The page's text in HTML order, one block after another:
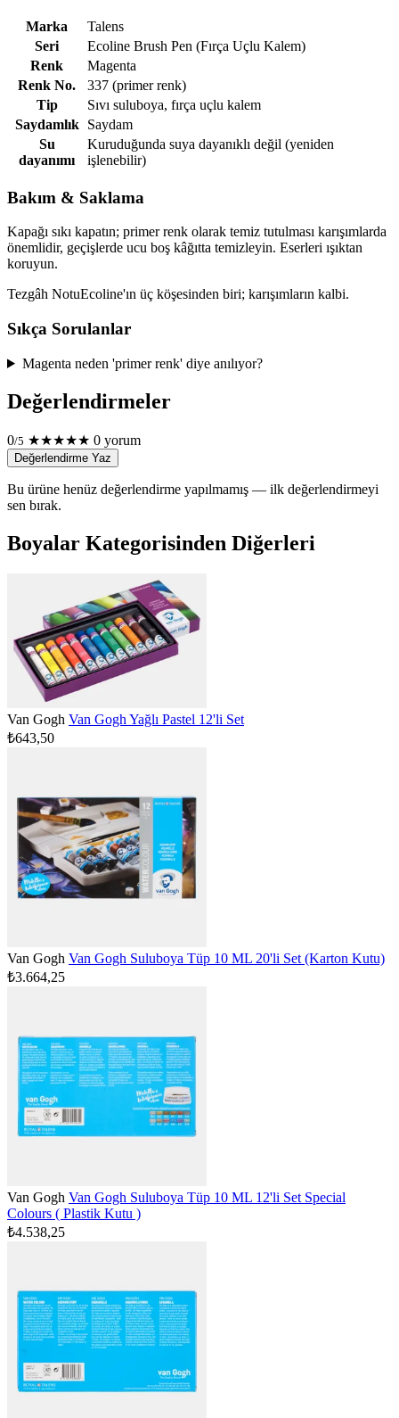
Marka
Talens
Seri
Ecoline Brush Pen (Fırça Uçlu Kalem)
Renk
Magenta
Renk No.
337 (primer renk)
Tip
Sıvı suluboya, fırça uçlu kalem
Saydamlık
Saydam
Su
dayanımı
Kuruduğunda suya dayanıklı değil (yeniden
işlenebilir)
Bakım & Saklama
Kapağı sıkı kapatın; primer renk olarak temiz tutulması karışımlarda
önemlidir, geçişlerde ucu boş kâğıtta temizleyin. Eserleri ışıktan
koruyun.
Tezgâh NotuEcoline'ın üç köşesinden biri; karışımların kalbi.
Sıkça Sorulanlar
Magenta neden 'primer renk' diye anılıyor?
Değerlendirmeler
0/5 ★★★★★ 0 yorum
Değerlendirme Yaz
Bu ürüne henüz değerlendirme yapılmamış — ilk değerlendirmeyi
sen bırak.
Boyalar Kategorisinden Diğerleri
Van Gogh Van Gogh Yağlı Pastel 12'li Set
₺643,50
Van Gogh Van Gogh Suluboya Tüp 10 ML 20'li Set (Karton Kutu)
₺3.664,25
Van Gogh Van Gogh Suluboya Tüp 10 ML 12'li Set Special
Colours ( Plastik Kutu )
₺4.538,25